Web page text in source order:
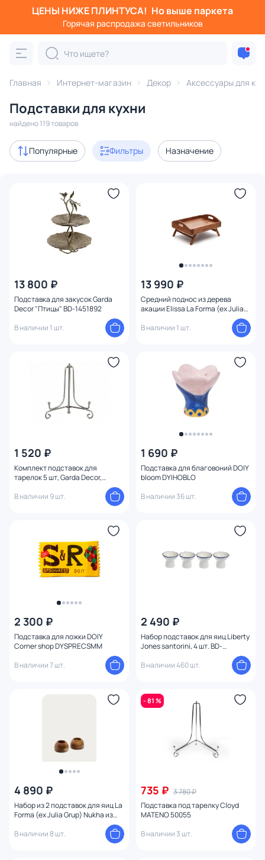
ЦЕНЫ НИЖЕ ПЛИНТУСА! Но выше паркета
Горячая распродажа светильников
Главная Интернет-магазин Декор Аксессуары для
Подставки для кухни
найдено 119 товаров
Популярные Фильтры Назначение
13 800 ₽
Подставка для закусок Garda
Decor "Птицы" BD-1451892
В наличии 1 шт.
13 990 ₽
Средний поднос из дерева
акации Elissa La Forma (ex Julia
В наличии 1 шт.
1 520 ₽
Комплект подставок для
тарелок 5 шт, Garda Decor,
серебро 17×11 см, BD-3250156
В наличии 9 шт.
1 690 ₽
Подставка для благовоний DOIY
bloom DYIHOBLO
В наличии 36 шт.
2 300 ₽
Подставка для ложки DOIY
Corner shop DYSPRECSMM
В наличии 7 шт.
2 490 ₽
Набор подставок для яиц Liberty
Jones santorini, 4 шт. BD-
В наличии 460 шт.
4 890 ₽
Набор из 2 подставок для яиц La
Forma (ex Julia Grup) Nukha из
древесины акации BD-3221144
В наличии 8 шт.
- 81 %
735 ₽ 3 780 ₽
Подставка под тарелку Cloyd
MATENO 50055
В наличии 3 шт.
Фильтры
Категория: Аксессуары для кухни
для торта для яиц для закусок для
Акции 8
В наличии 80
Бренд
Цвет
Материал
Оформление
Глубина (см)
Ширина (см)
Высота (см)
Диаметр (см)